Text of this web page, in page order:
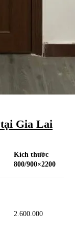
tại Gia Lai
Kích thước
800/900×2200
2.600.000